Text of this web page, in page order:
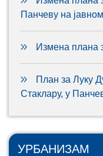
Панчеву на
Измена плана
План за Луку
Стаклару, у
УРБАНИЗАМ